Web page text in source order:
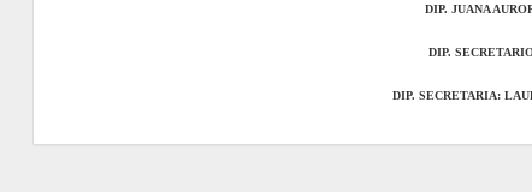
DIP. JUANA
DIP.
DIP. SECRETARIA: